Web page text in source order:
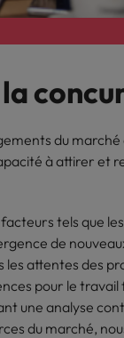
du marché
à attirer et
tels que
de
attentes des
pour le travail
une analyse
du marché,